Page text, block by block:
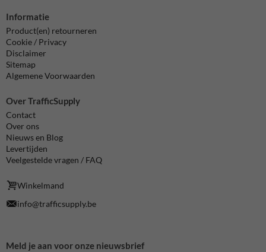
Informatie
Product(en) retourneren
Cookie / Privacy
Disclaimer
Sitemap
Algemene Voorwaarden
Over TrafficSupply
Contact
Over ons
Nieuws en Blog
Levertijden
Veelgestelde vragen / FAQ
Winkelmand
info@trafficsupply.be
Meld je aan voor onze nieuwsbrief